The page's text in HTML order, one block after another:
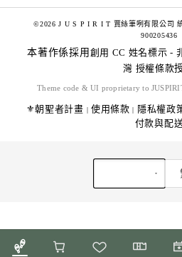
©2026 J U S P I R I T 賈絲筆咧有限公司
900205436
本著作係採用 創用 CC 姓名標示 -
灣 授權條款
Theme code & UI proprietary to
⚜️朝聖者計畫 使用條款 隱私權政
付款與配